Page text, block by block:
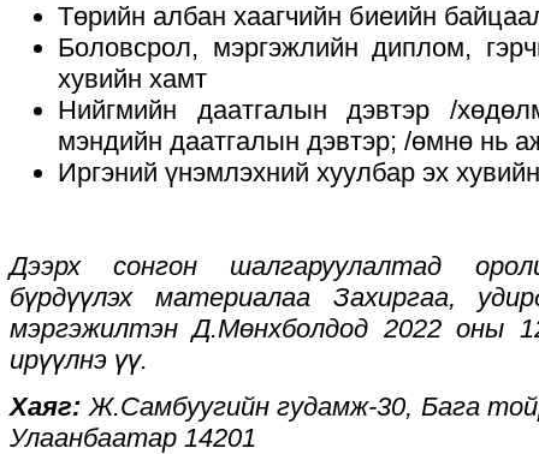
Төрийн албан хаагчийн биеийн
Боловсрол, мэргэжлийн диплом,
хувийн хамт
Нийгмийн даатгалын дэвтэр /
мэндийн даатгалын дэвтэр; /өмнө нь
Иргэний үнэмлэхний хуулбар эх
Дээрх сонгон шалгаруулалтад
бүрдүүлэх материалаа Захиргаа,
мэргэжилтэн Д.Мөнхболдод 2022 оны
ирүүлнэ үү.
Хаяг: Ж.Самбуугийн гудамж-30, Бага
Улаанбаатар 14201